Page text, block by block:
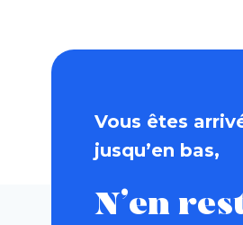
Vous êtes
jusqu’en bas,
N’en